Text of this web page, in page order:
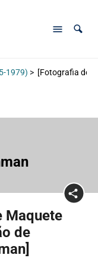
1979) > [Fotografia de
Maquete
de